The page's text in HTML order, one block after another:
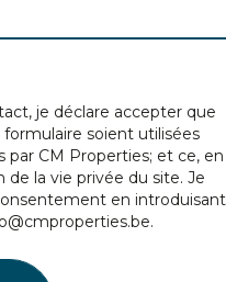
je déclare accepter que
soient utilisées
CM Properties; et ce, en
de la vie privée du site. Je
en introduisant